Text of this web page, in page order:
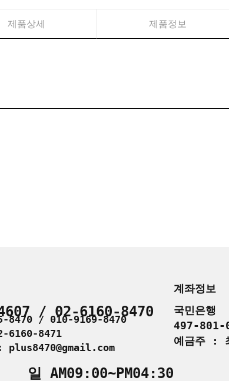
제품상세 제품정보
/ 02-6160-8470
8470 / 010-9169-8470
6160-8471
AM09:00~PM04:30
계좌정보
국민은행
497-801-
예금주 :